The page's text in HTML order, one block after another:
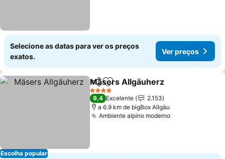
Selecione as datas para ver os preços
exatos.
Ver preços
Escolha popular
PartilharAdicionar aos favoritos
Mäsers Allgäuherz
4 Estrelas
9,4 Excelente
2.153
a 6.9 km de bigBox Allgäu
Ambiente alpino moderno